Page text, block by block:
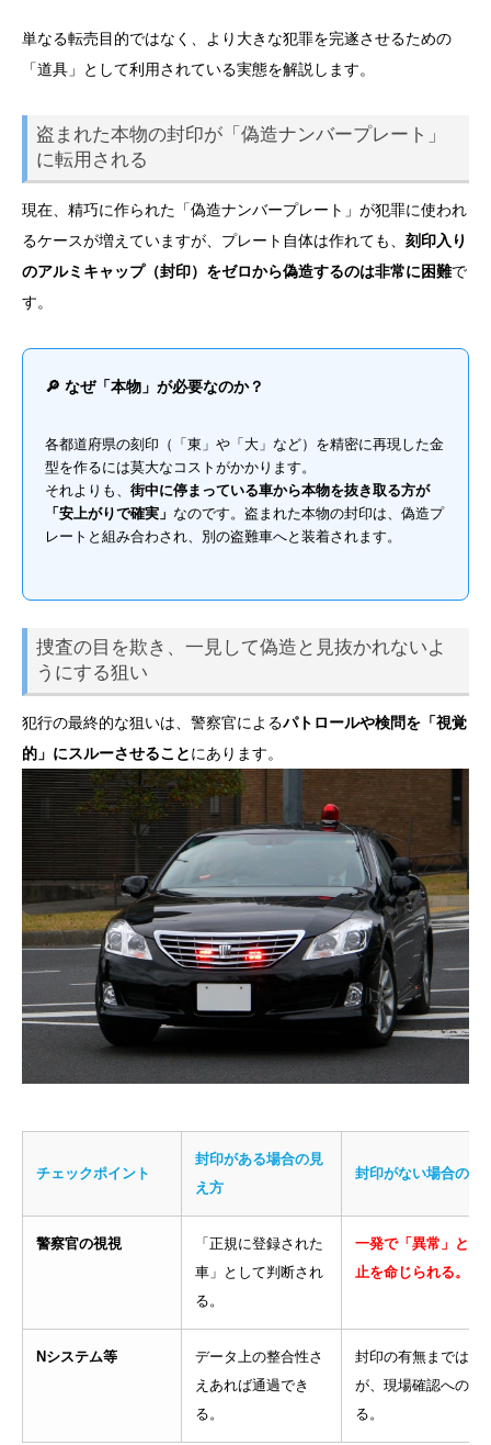
単なる転売目的ではなく、より大きな犯罪を完遂させるための
「道具」として利用されている実態を解説します。
盗まれた本物の封印が「偽造ナンバープレート」
に転用される
現在、精巧に作られた「偽造ナンバープレート」が犯罪に使われ
るケースが増えていますが、プレート自体は作れても、 刻印入り
のアルミキャップ（封印）をゼロから偽造するのは非常に困難で
す。
🔎 なぜ「本物」が必要なのか？
各都道府県の刻印（「東」や「大」など）を精密に再現した金
型を作るには莫大なコストがかかります。
それよりも、 街中に停まっている車から本物を抜き取る方が
「安上がりで確実」 なのです。盗まれた本物の封印は、偽造プ
レートと組み合わされ、別の盗難車へと装着されます。
捜査の目を欺き、一見して偽造と見抜かれないよ
うにする狙い
犯行の最終的な狙いは、警察官によるパトロールや検問を「視覚
的」にスルーさせることにあります。
チェックポイント
封印がある場合の見
え方
封印がない場合のリ
警察官の視視
「正規に登録された
車」として判断され
る。
一発で「異常」と見
止を命じられる。
Nシステム等
データ上の整合性さ
えあれば通過でき
る。
封印の有無までは判
が、現場確認への引
る。